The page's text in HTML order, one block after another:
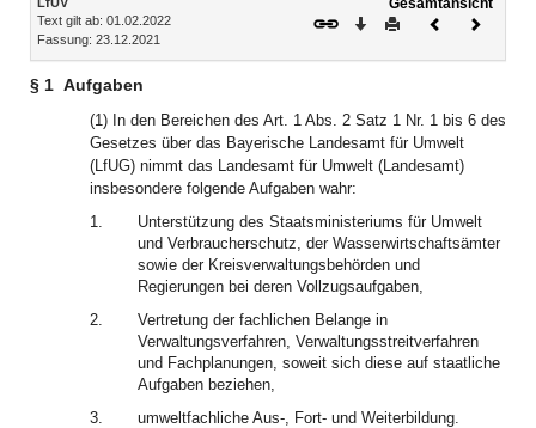
Text gilt ab: 01.02.2022
Fassung: 23.12.2021
Download
DruckenVorheriges
§ 1 Aufgaben
(1) In den Bereichen des Art. 1 Abs. 2 Satz 1 Nr. 1 bis 6 des
Gesetzes über das Bayerische Landesamt für Umwelt
(LfUG) nimmt das Landesamt für Umwelt (Landesamt)
insbesondere folgende Aufgaben wahr:
1.
Unterstützung des Staatsministeriums für Umwelt
und Verbraucherschutz, der Wasserwirtschaftsämter
sowie der Kreisverwaltungsbehörden und
Regierungen bei deren Vollzugsaufgaben,
2.
Vertretung der fachlichen Belange in
Verwaltungsverfahren, Verwaltungsstreitverfahren
und Fachplanungen, soweit sich diese auf staatliche
Aufgaben beziehen,
3.
umweltfachliche Aus-, Fort- und Weiterbildung.